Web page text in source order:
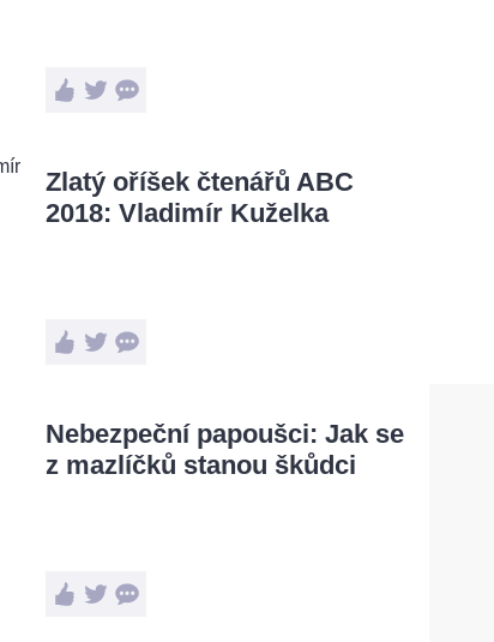
Zlatý oříšek čtenářů ABC
2018: Vladimír Kuželka
Nebezpeční papoušci: Jak se
z mazlíčků stanou škůdci